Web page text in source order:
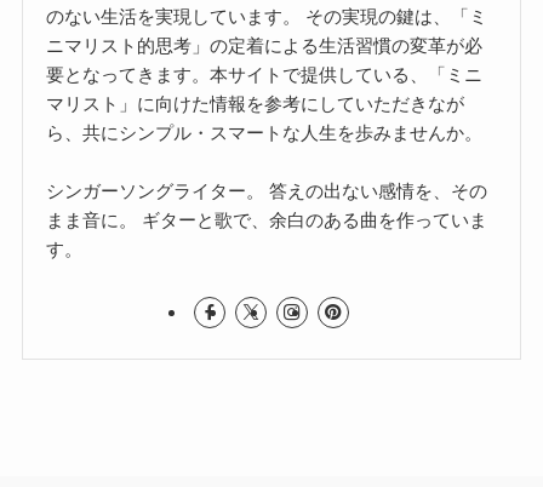
のない生活を実現しています。 その実現の鍵は、「ミ
ニマリスト的思考」の定着による生活習慣の変革が必
要となってきます。本サイトで提供している、「ミニ
マリスト」に向けた情報を参考にしていただきなが
ら、共にシンプル・スマートな人生を歩みませんか。
シンガーソングライター。 答えの出ない感情を、その
まま音に。 ギターと歌で、余白のある曲を作っていま
す。